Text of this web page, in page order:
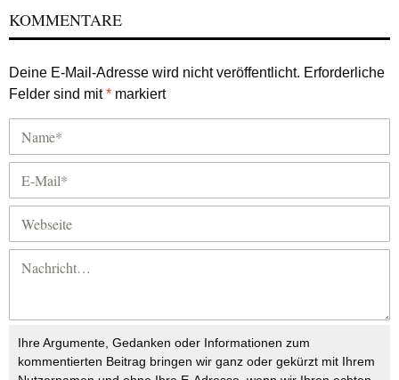
KOMMENTARE
Deine E-Mail-Adresse wird nicht veröffentlicht. Erforderliche
Felder sind mit* markiert
Ihre Argumente, Gedanken oder Informationen zum
kommentierten Beitrag bringen wir ganz oder gekürzt mit Ihrem